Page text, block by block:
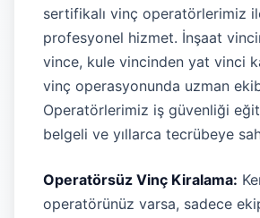
sertifikalı vinç operatörlerimiz
profesyonel hizmet. İnşaat
vince, kule vincinden yat vinci
vinç operasyonunda uzman
Operatörlerimiz iş güvenliği
belgeli ve yıllarca tecrübeye
Operatörsüz Vinç Kiralama:
operatörünüz varsa, sadece